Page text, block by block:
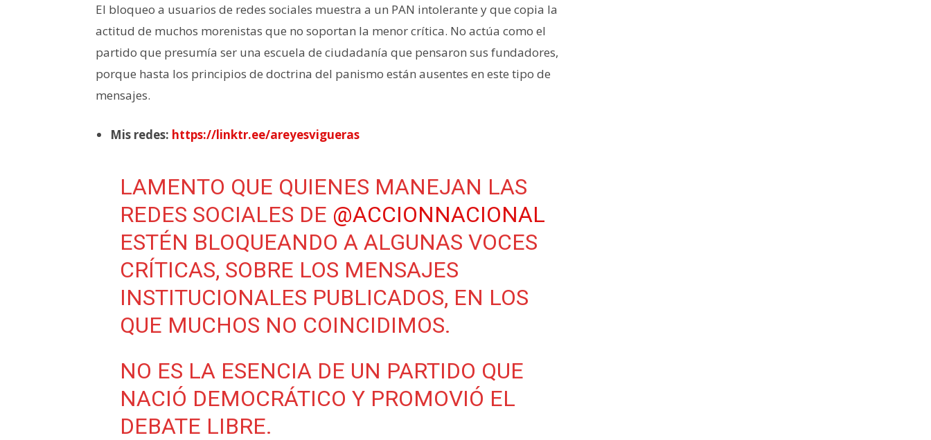
El bloqueo a usuarios de redes sociales muestra a un PAN intolerante y que copia la
actitud de muchos morenistas que no soportan la menor crítica. No actúa como el
partido que presumía ser una escuela de ciudadanía que pensaron sus fundadores,
porque hasta los principios de doctrina del panismo están ausentes en este tipo de
mensajes.
Mis redes: https://linktr.ee/areyesvigueras
LAMENTO QUE QUIENES MANEJAN LAS
REDES SOCIALES DE @ACCIONNACIONAL
ESTÉN BLOQUEANDO A ALGUNAS VOCES
CRÍTICAS, SOBRE LOS MENSAJES
INSTITUCIONALES PUBLICADOS, EN LOS
QUE MUCHOS NO COINCIDIMOS.
NO ES LA ESENCIA DE UN PARTIDO QUE
NACIÓ DEMOCRÁTICO Y PROMOVIÓ EL
DEBATE LIBRE.